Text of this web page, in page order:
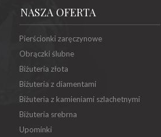
NASZA OFERTA
Pierścionki zaręczynowe
Obrączki ślubne
Biżuteria złota
Biżuteria z diamentami
Biżuteria z kamieniami szlachetnymi
Biżuteria srebrna
Upominki